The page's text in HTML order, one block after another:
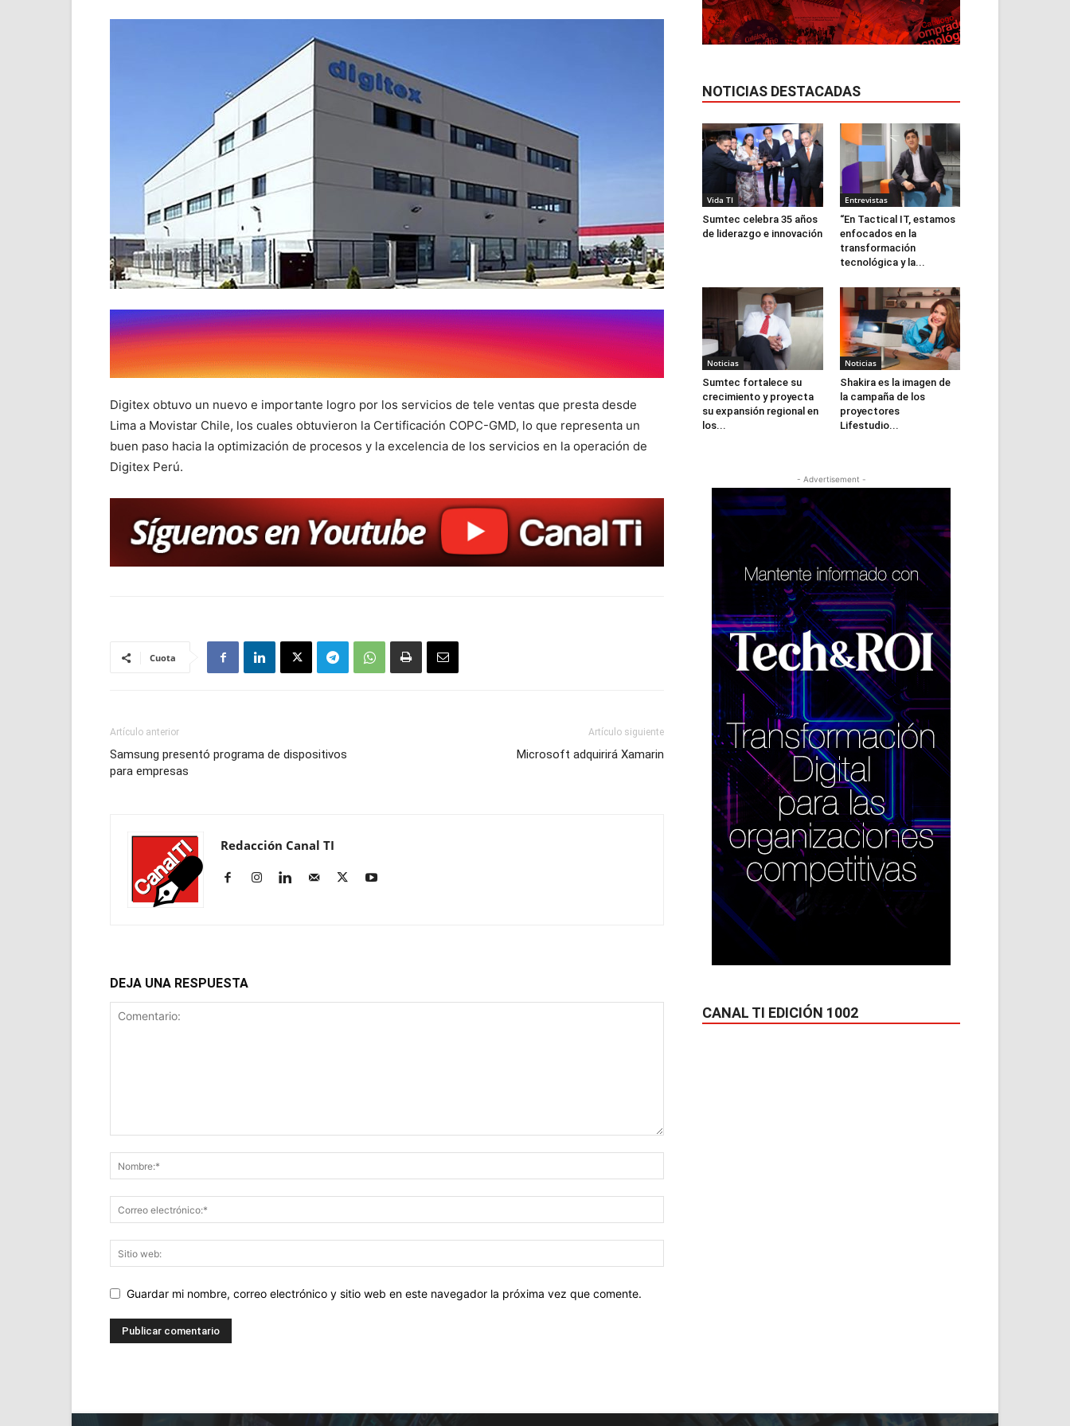
Digitex obtuvo un nuevo e importante logro por los servicios de tele ventas que presta desde
Lima a Movistar Chile, los cuales obtuvieron la Certificación COPC-GMD, lo que representa un
buen paso hacia la optimización de procesos y la excelencia de los servicios en la operación de
Digitex Perú.
Cuota
Artículo anterior
Samsung presentó programa de dispositivos
para empresas
Artículo siguiente
Microsoft adquirirá Xamarin
Redacción Canal TI
DEJA UNA RESPUESTA
Guardar mi nombre, correo electrónico y sitio web en este navegador la próxima vez que comente.
NOTICIAS DESTACADAS
Vida TI
Sumtec celebra 35 años
de liderazgo e innovación
Entrevistas
“En Tactical IT, estamos
enfocados en la
transformación
tecnológica y la...
Noticias
Sumtec fortalece su
crecimiento y proyecta
su expansión regional en
los...
Noticias
Shakira es la imagen de
la campaña de los
proyectores
Lifestudio...
- Advertisement -
CANAL TI EDICIÓN 1002